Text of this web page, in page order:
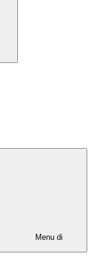
Menu di